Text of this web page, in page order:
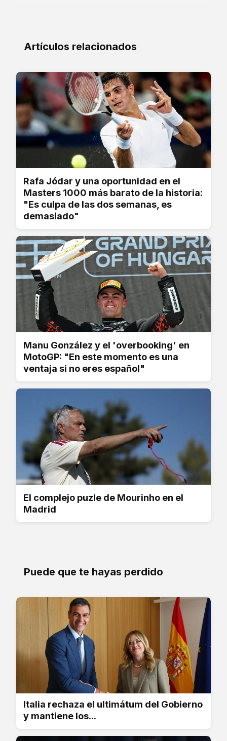
Artículos relacionados
Rafa Jódar y una oportunidad en el
Masters 1000 más barato de la historia:
"Es culpa de las dos semanas, es
demasiado"
Manu González y el 'overbooking' en
MotoGP: "En este momento es una
ventaja si no eres español"
El complejo puzle de Mourinho en el
Madrid
Puede que te hayas perdido
Italia rechaza el ultimátum del Gobierno
y mantiene los...